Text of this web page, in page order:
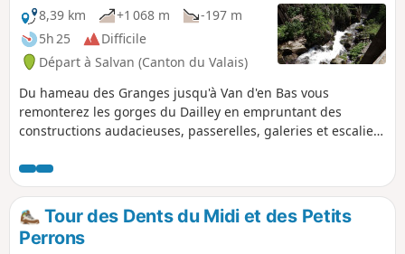
8,39 km
+1 068 m
-197 m
5h 25
Difficile
Départ à Salvan (Canton du Valais)
Du hameau des Granges jusqu'à Van d'en Bas vous
remonterez les gorges du Dailley en empruntant des
constructions audacieuses, passerelles, galeries et escaliers
plusieurs paliers. La vue est à couper le souffle. Vous
profiterez de nombreux points de vues sur les sommets des
Alpes. Vous traverserez le magnifique Vallon de Van. Le soir
à Salanfe, vous pourrez déjà admirer les Dents du Midi qui
se détachent derrière le lac
Tour des Dents du Midi et des Petits
Perrons